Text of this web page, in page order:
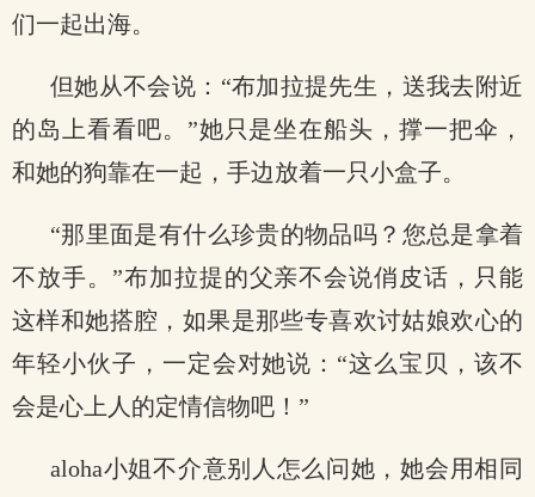
们一起出海。
但她从不会说：“布加拉提先生，送我去附近
的岛上看看吧。”她只是坐在船头，撑一把伞，
和她的狗靠在一起，手边放着一只小盒子。
“那里面是有什么珍贵的物品吗？您总是拿着
不放手。”布加拉提的父亲不会说俏皮话，只能
这样和她搭腔，如果是那些专喜欢讨姑娘欢心的
年轻小伙子，一定会对她说：“这么宝贝，该不
会是心上人的定情信物吧！”
aloha小姐不介意别人怎么问她，她会用相同